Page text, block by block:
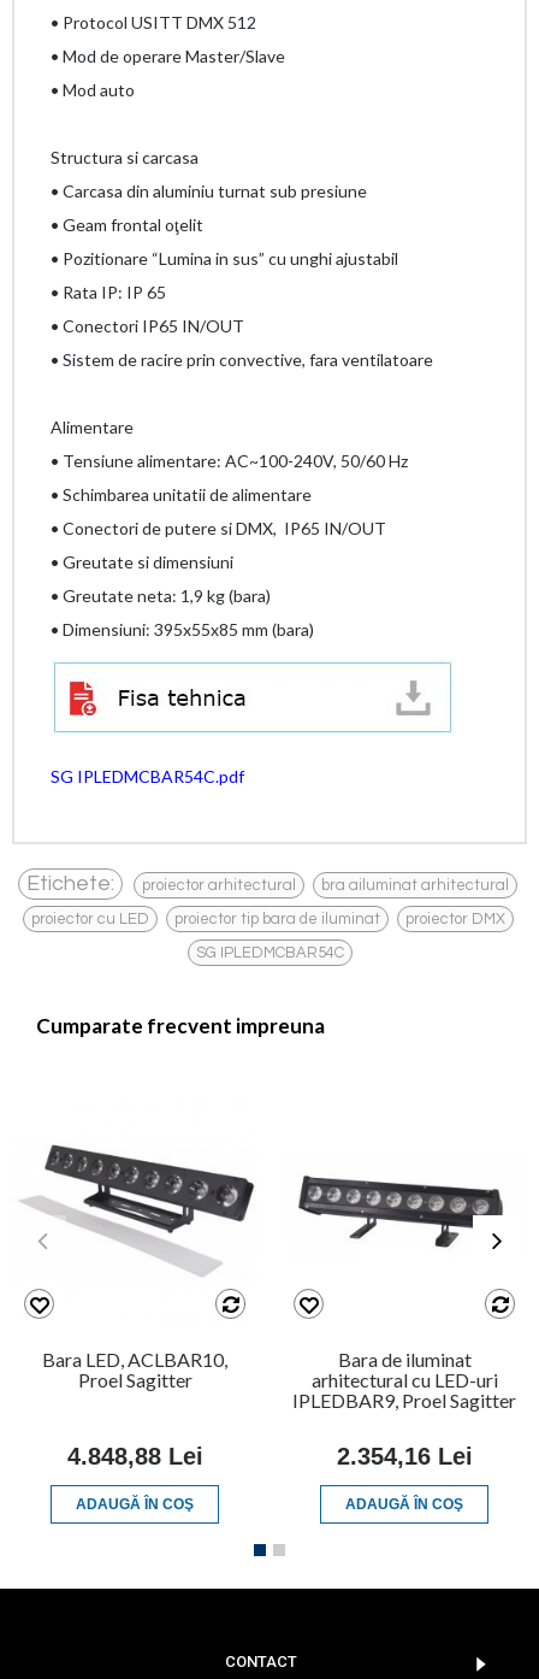
• Protocol USITT DMX 512
• Mod de operare Master/Slave
• Mod auto
Structura si carcasa
• Carcasa din aluminiu turnat sub presiune
• Geam frontal oţelit
• Pozitionare “Lumina in sus” cu unghi ajustabil
• Rata IP: IP 65
• Conectori IP65 IN/OUT
• Sistem de racire prin convective, fara ventilatoare
Alimentare
• Tensiune alimentare: AC~100-240V, 50/60 Hz
• Schimbarea unitatii de alimentare
• Conectori de putere si DMX, IP65 IN/OUT
• Greutate si dimensiuni
• Greutate neta: 1,9 kg (bara)
• Dimensiuni: 395x55x85 mm (bara)
SG IPLEDMCBAR54C.pdf
Etichete: proiector arhitectural bra ailuminat arhitectural
proiector cu LED , proiector tip bara de iluminat , proiector DMX ,
SG IPLEDMCBAR54C
Cumparate frecvent impreuna
Bara LED, ACLBAR10,
Proel Sagitter
4.848,88 Lei
ADAUGĂ ÎN COŞ
Bara de iluminat
arhitectural cu LED-uri
IPLEDBAR9, Proel Sagitter
2.354,16 Lei
ADAUGĂ ÎN COŞ
CONTACT